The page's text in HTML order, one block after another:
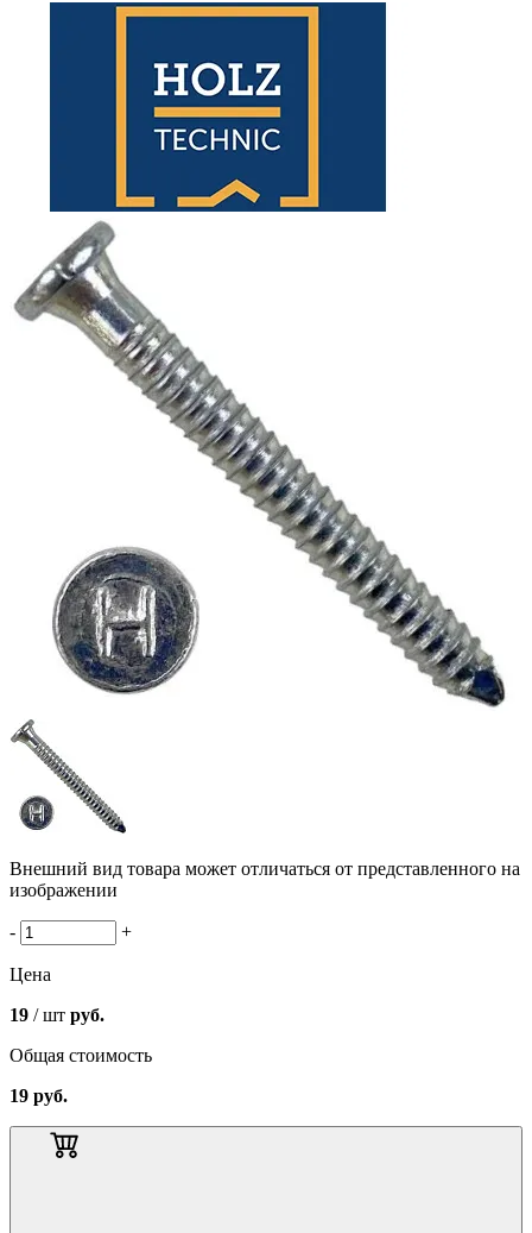
Внешний вид товара может отличаться от представленного на
изображении
- +
Цена
19 / шт руб.
Общая стоимость
19 руб.